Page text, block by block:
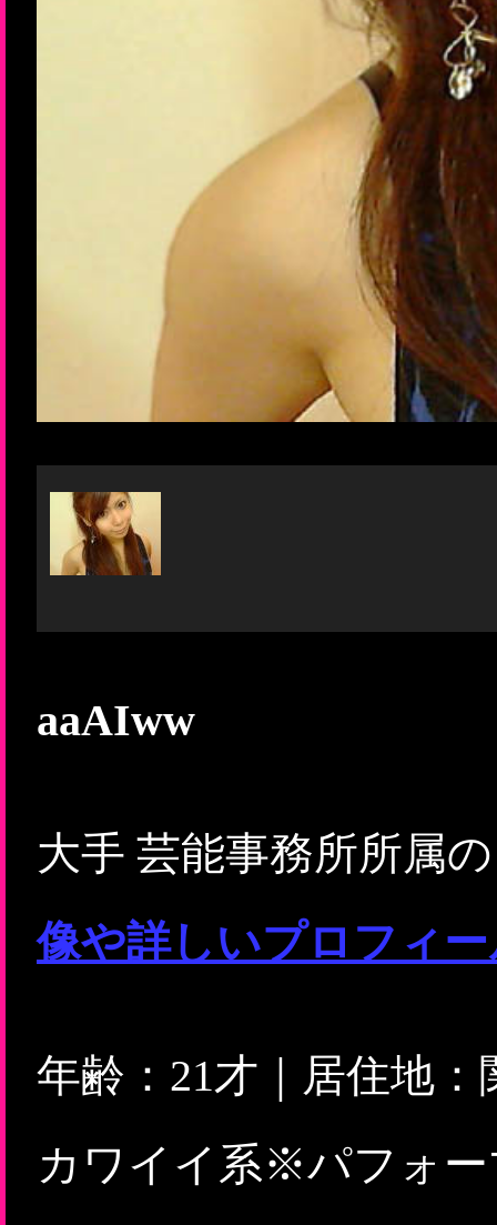
aaAIww
大手 芸能事務所所属
像や詳しいプロフィ
年齢：21才｜居住地
カワイイ系※パフォ